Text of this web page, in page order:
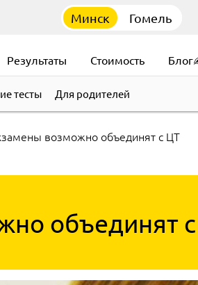
Минск Гомель
Результаты Стоимость
тесты Для родителей
возможно объединят с ЦТ
объединят